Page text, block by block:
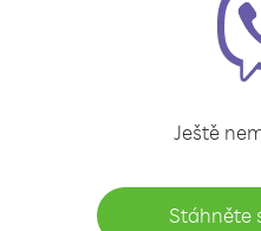
Ještě
Stáhněte